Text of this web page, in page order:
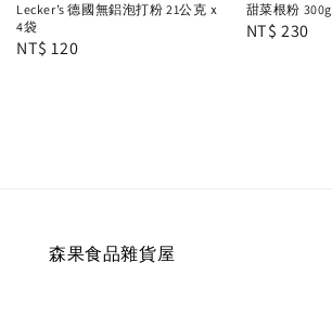
Lecker’s 德國無鋁泡打粉 21公克ｘ
4袋
Regular
NT$ 120
甜菜根粉 300g
Regular
NT$ 230
森果食品雜貨屋